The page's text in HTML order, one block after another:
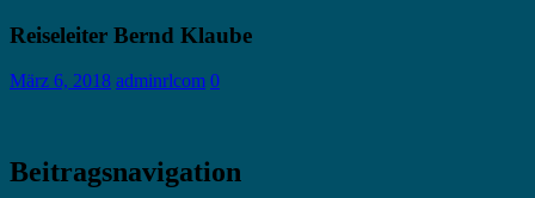
Reiseleiter Bernd Klaube
März 6, 2018 adminrlcom 0
Beitragsnavigation